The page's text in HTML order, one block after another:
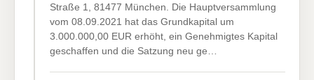
Straße 1, 81477 München. Die Hauptversammlung
vom 08.09.2021 hat das Grundkapital um
3.000.000,00 EUR erhöht, ein Genehmigtes Kapital
geschaffen und die Satzung neu ge…